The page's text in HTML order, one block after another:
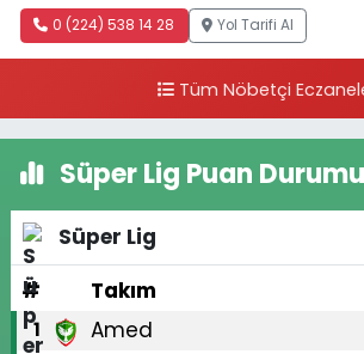
0 (224) 538 14 28 Yol Tarifi Al
Tüm Nöbetçi
Süper Lig Puan Durumu
Süper Lig
#
Takım
1 Amed